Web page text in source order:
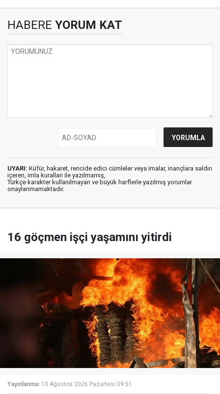
HABERE YORUM KAT
UYARI: Küfür, hakaret, rencide edici cümleler veya imalar, inançlara saldırı
içeren, imla kuralları ile yazılmamış,
Türkçe karakter kullanılmayan ve büyük harflerle yazılmış yorumlar
onaylanmamaktadır.
16 göçmen işçi yaşamını yitirdi
Yayınlanma: 10 Ağustos 2026 Pazartesi 09:51